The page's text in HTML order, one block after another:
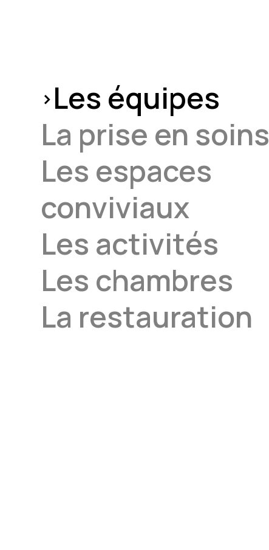
Les équipes
La prise en soins
Les espaces
conviviaux
Les activités
Les chambres
La restauration